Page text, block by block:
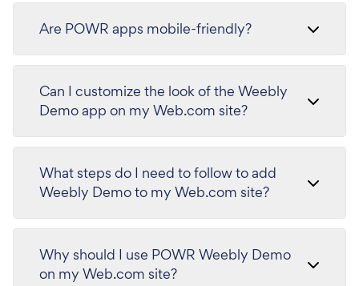
Are POWR apps mobile-friendly?
Can I customize the look of the Weebly
Demo app on my Web.com site?
What steps do I need to follow to add
Weebly Demo to my Web.com site?
Why should I use POWR Weebly Demo
on my Web.com site?